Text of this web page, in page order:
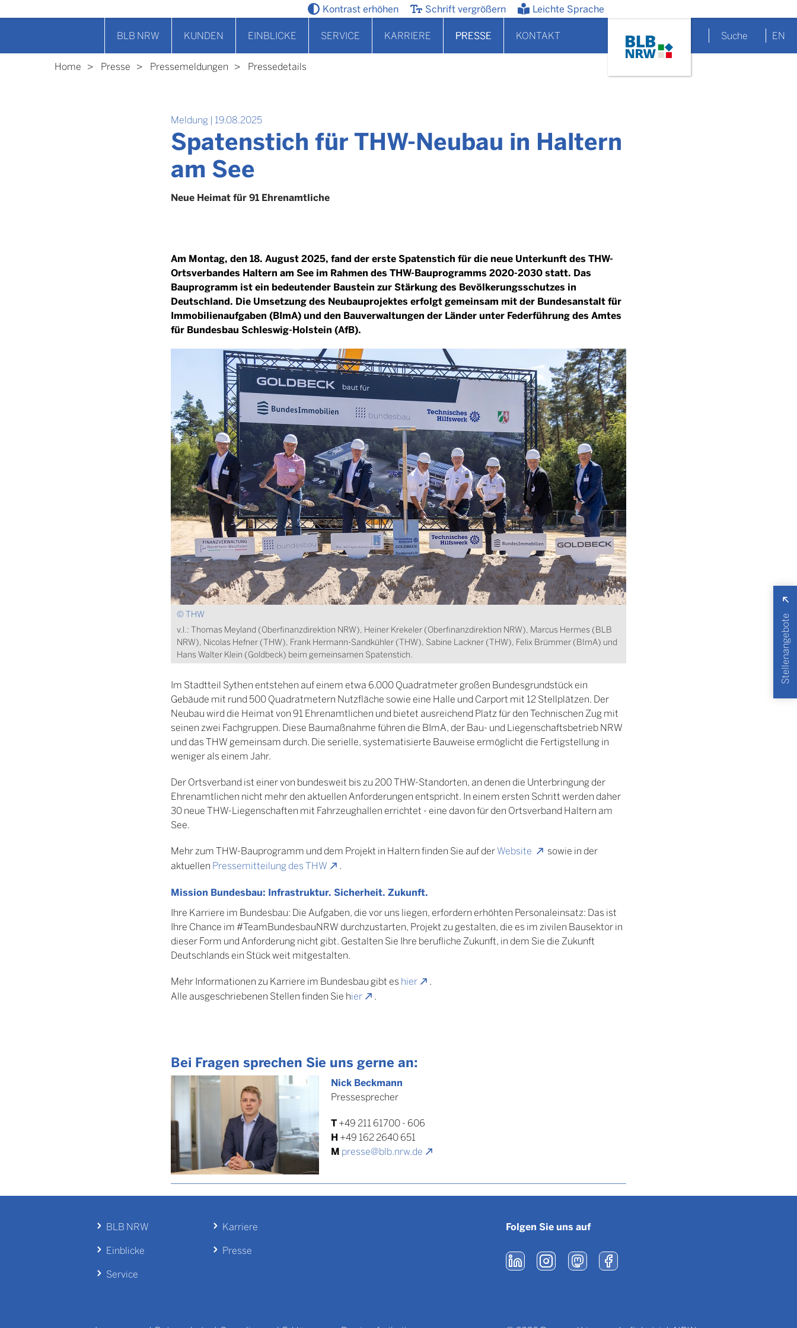
Kontrast erhöhen Schrift vergrößern Leichte Sprache
BLB NRW KUNDEN EINBLICKE SERVICE KARRIERE PRESSE KONTAKT Suche EN
Home Presse Pressemeldungen Pressedetails
Meldung | 19.08.2025
Spatenstich für THW-Neubau in Haltern
am See
Neue Heimat für 91 Ehrenamtliche
Am Montag, den 18. August 2025, fand der erste Spatenstich für die neue Unterkunft des THW-
Ortsverbandes Haltern am See im Rahmen des THW-Bauprogramms 2020-2030 statt. Das
Bauprogramm ist ein bedeutender Baustein zur Stärkung des Bevölkerungsschutzes in
Deutschland. Die Umsetzung des Neubauprojektes erfolgt gemeinsam mit der Bundesanstalt für
Immobilienaufgaben (BImA) und den Bauverwaltungen der Länder unter Federführung des Amtes
für Bundesbau Schleswig-Holstein (AfB).
© THW
v.l.: Thomas Meyland (Oberfinanzdirektion NRW), Heiner Krekeler (Oberfinanzdirektion NRW), Marcus Hermes (BLB
NRW), Nicolas Hefner (THW), Frank Hermann-Sandkühler (THW), Sabine Lackner (THW), Felix Brümmer (BImA) und
Hans Walter Klein (Goldbeck) beim gemeinsamen Spatenstich.
Im Stadtteil Sythen entstehen auf einem etwa 6.000 Quadratmeter großen Bundesgrundstück ein
Gebäude mit rund 500 Quadratmetern Nutzfläche sowie eine Halle und Carport mit 12 Stellplätzen. Der
Neubau wird die Heimat von 91 Ehrenamtlichen und bietet ausreichend Platz für den Technischen Zug mit
seinen zwei Fachgruppen. Diese Baumaßnahme führen die BImA, der Bau- und Liegenschaftsbetrieb NRW
und das THW gemeinsam durch. Die serielle, systematisierte Bauweise ermöglicht die Fertigstellung in
weniger als einem Jahr.
Der Ortsverband ist einer von bundesweit bis zu 200 THW-Standorten, an denen die Unterbringung der
Ehrenamtlichen nicht mehr den aktuellen Anforderungen entspricht. In einem ersten Schritt werden daher
30 neue THW-Liegenschaften mit Fahrzeughallen errichtet - eine davon für den Ortsverband Haltern am
See.
Mehr zum THW-Bauprogramm und dem Projekt in Haltern finden Sie auf derWebsite
sowie in der
aktuellen Pressemitteilung des THW .
Mission Bundesbau: Infrastruktur. Sicherheit. Zukunft.
Ihre Karriere im Bundesbau: Die Aufgaben, die vor uns liegen, erfordern erhöhten Personaleinsatz: Das ist
Ihre Chance im #TeamBundesbauNRW durchzustarten, Projekt zu gestalten, die es im zivilen Bausektor in
dieser Form und Anforderung nicht gibt. Gestalten Sie Ihre berufliche Zukunft, in dem Sie die Zukunft
Deutschlands ein Stück weit mitgestalten.
Mehr Informationen zu Karriere im Bundesbau gibt es hier
.
Alle ausgeschriebenen Stellen finden Sie hier .
Bei Fragen sprechen Sie uns gerne an:
Nick Beckmann
Pressesprecher
T+49 211 61700 - 606
H +49 162 2640 651
M presse@blb.nrw.de
BLB NRW
Einblicke
Service
Karriere
Presse
Folgen Sie uns auf
Stellenangebote